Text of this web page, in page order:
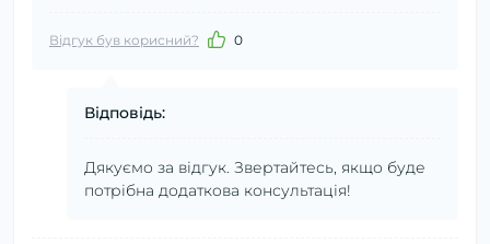
Відгук був корисний? 0
Відповідь:
Дякуємо за відгук. Звертайтесь, якщо буде
потрібна додаткова консультація!